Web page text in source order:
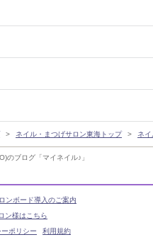
のブログ「マイネイル♪」
ネイル・まつげサロン東海トップ ネ
ンボード導入のご案内
ン様はこちら
ポリシー 利用規約